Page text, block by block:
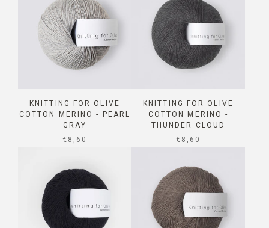
KNITTING FOR OLIVE
COTTON MERINO - PEARL
GRAY
SALE PRICE
€8,60
KNITTING FOR OLIVE
COTTON MERINO -
THUNDER CLOUD
SALE PRICE
€8,60